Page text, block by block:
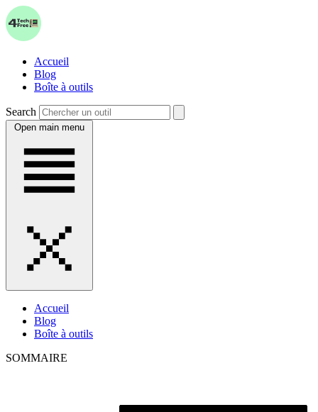
Accueil
Blog
Boîte à outils
Search
Open main menu
Accueil
Blog
Boîte à outils
SOMMAIRE